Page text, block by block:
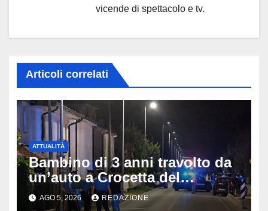
vicende di spettacolo e tv.
Articoli correlati
ATTUALITÀ
Bambino di 3 anni travolto da
un’auto a Crocetta del
Montello: è gravissimo,
trasportato in elicottero a
AGO 5, 2026 REDAZIONE